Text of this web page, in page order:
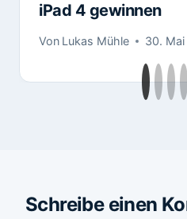
iPad 4 gewinnen
Von Lukas Mühle 30.
Schreibe einen